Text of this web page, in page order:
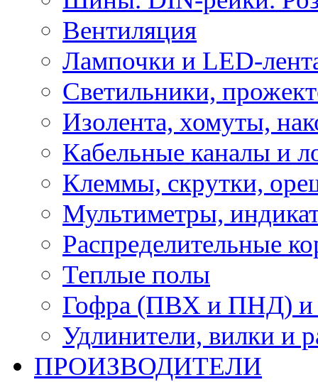
Вентиляция
Лампочки и LED-
Светильники,
Изолента, хомуты,
Кабельные каналы и
Клеммы, скрутки,
Мультиметры,
Распределительные
Теплые полы
Гофра (ПВХ и ПНД) и
Удлинители, вилки и
ПРОИЗВОДИТЕЛИ